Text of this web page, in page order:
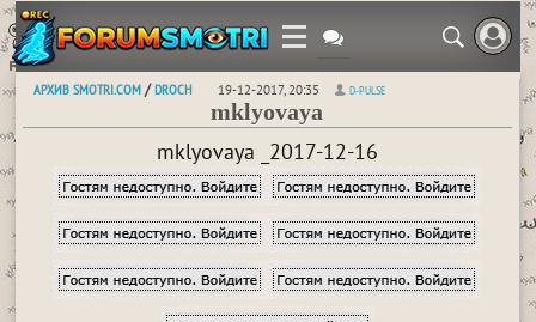
АРХИВ SMOTRI.COM /DROCH 19-12-2017, 20:35 D-PULSE
mklyovaya
mklyovaya _2017-12-16